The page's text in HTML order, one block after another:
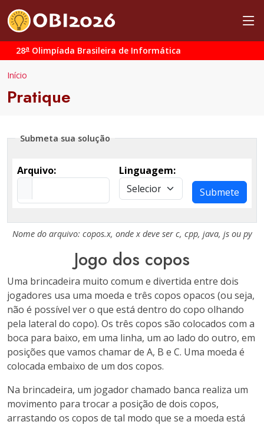
28a Olimpíada Brasileira de Informática
Início
Pratique
Submeta sua solução
Arquivo:
Linguagem:
Submete
Nome do arquivo: copos.x, ondexdeve ser c, cpp, java, jsou py
Jogo dos copos
Uma brincadeira muito comum e divertida entre dois
jogadores usa uma moeda e três copos opacos (ou seja,
não é possível ver o que está dentro do copo olhando
pela lateral do copo). Os três copos são colocados com a
boca para baixo, em uma linha, um ao lado do outro, em
posições que vamos chamar de A, B e C. Uma moeda é
colocada embaixo de um dos copos.
Na brincadeira, um jogador chamado banca realiza um
movimento para trocar a posição de dois copos,
arrastando os copos de tal modo que se a moeda está